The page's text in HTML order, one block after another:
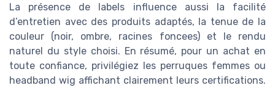
La présence de labels influence aussi la facilité
d’entretien avec des produits adaptés, la tenue de la
couleur (noir, ombre, racines foncees) et le rendu
naturel du style choisi. En résumé, pour un achat en
toute confiance, privilégiez les perruques femmes ou
headband wig affichant clairement leurs certifications.